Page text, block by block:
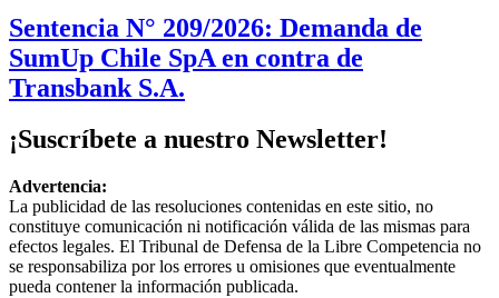
Sentencia N° 209/2026: Demanda de
SumUp Chile SpA en contra de
Transbank S.A.
¡Suscríbete a nuestro Newsletter!
Advertencia:
La publicidad de las resoluciones contenidas en este sitio, no
constituye comunicación ni notificación válida de las mismas para
efectos legales. El Tribunal de Defensa de la Libre Competencia no
se responsabiliza por los errores u omisiones que eventualmente
pueda contener la información publicada.